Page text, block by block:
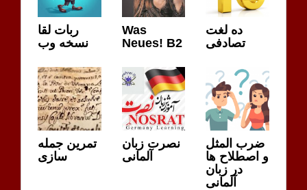
ربات لقا
نسخه وب
Was
Neues! B2
ده لغت
تصادفی
تمرین جمله
سازی
نصرت زبان
آلمانی
ضرب المثل
و اصطلاح ها
در زبان
آلمانی